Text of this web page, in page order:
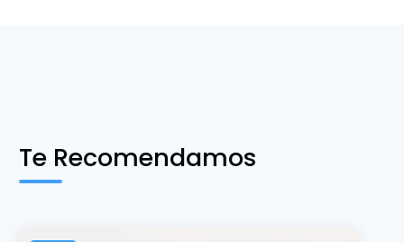
Te Recomendamos